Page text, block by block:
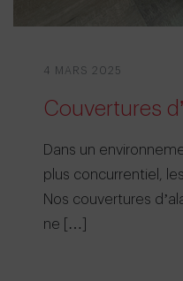
4 MARS 2025
Couvertures
Dans un
plus concurrentiel,
Nos couvertures
ne […]